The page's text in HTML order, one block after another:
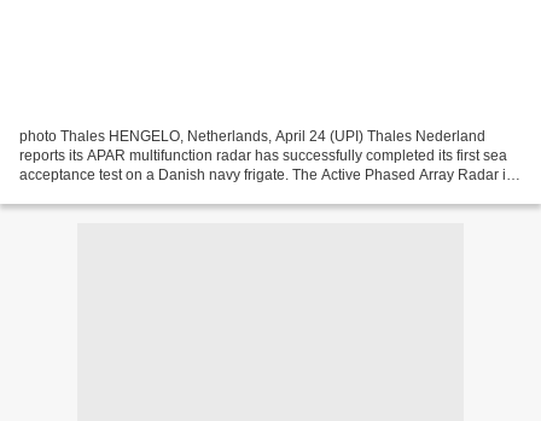
photo Thales HENGELO, Netherlands, April 24 (UPI) Thales Nederland
reports its APAR multifunction radar has successfully completed its first sea
acceptance test on a Danish navy frigate. The Active Phased Array Radar is